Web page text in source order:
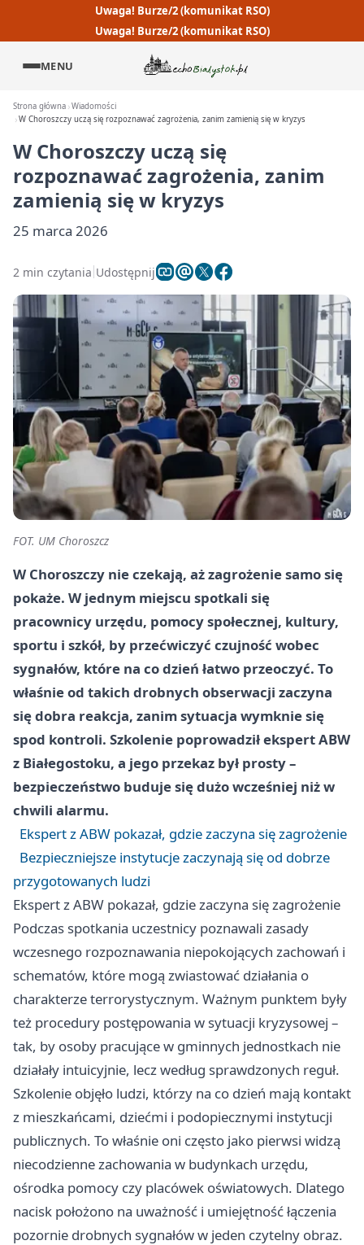
Uwaga! Burze/2 (komunikat RSO)
Uwaga! Burze/2 (komunikat RSO)
MENU
Strona główna Wiadomości
W Choroszczy uczą się rozpoznawać zagrożenia, zanim zamienią się w kryzys
W Choroszczy uczą się
rozpoznawać zagrożenia, zanim
zamienią się w kryzys
25 marca 2026
2 min czytania Udostępnij
FOT. UM Choroszcz
W Choroszczy nie czekają, aż zagrożenie samo się
pokaże. W jednym miejscu spotkali się
pracownicy urzędu, pomocy społecznej, kultury,
sportu i szkół, by przećwiczyć czujność wobec
sygnałów, które na co dzień łatwo przeoczyć. To
właśnie od takich drobnych obserwacji zaczyna
się dobra reakcja, zanim sytuacja wymknie się
spod kontroli. Szkolenie poprowadził ekspert ABW
z Białegostoku, a jego przekaz był prosty –
bezpieczeństwo buduje się dużo wcześniej niż w
chwili alarmu.
Ekspert z ABW pokazał, gdzie zaczyna się zagrożenie
Bezpieczniejsze instytucje zaczynają się od dobrze
przygotowanych ludzi
Ekspert z ABW pokazał, gdzie zaczyna się zagrożenie
Podczas spotkania uczestnicy poznawali zasady
wczesnego rozpoznawania niepokojących zachowań i
schematów, które mogą zwiastować działania o
charakterze terrorystycznym. Ważnym punktem były
też procedury postępowania w sytuacji kryzysowej –
tak, by osoby pracujące w gminnych jednostkach nie
działały intuicyjnie, lecz według sprawdzonych reguł.
Szkolenie objęło ludzi, którzy na co dzień mają kontakt
z mieszkańcami, dziećmi i podopiecznymi instytucji
publicznych. To właśnie oni często jako pierwsi widzą
niecodzienne zachowania w budynkach urzędu,
ośrodka pomocy czy placówek oświatowych. Dlatego
nacisk położono na uważność i umiejętność łączenia
pozornie drobnych sygnałów w jeden czytelny obraz.